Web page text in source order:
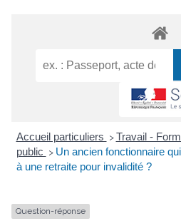
Accueil particuliers > Travail -
public > Un ancien fonctionnaire
à une retraite pour invalidité ?
Question-réponse